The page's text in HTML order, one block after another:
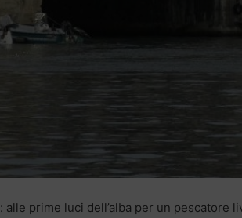
: alle prime luci dell’alba per un pescatore